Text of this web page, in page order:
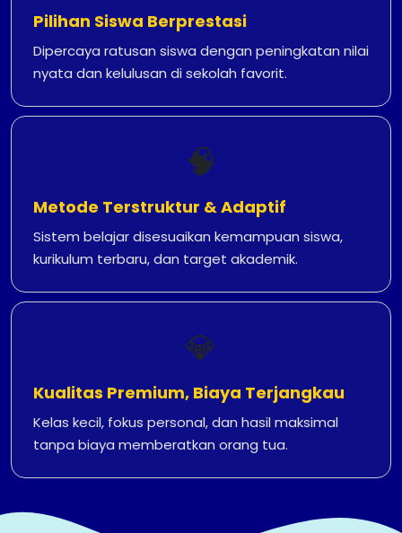
Pilihan Siswa Berprestasi
Dipercaya ratusan siswa dengan peningkatan nilai
nyata dan kelulusan di sekolah favorit.
🧠
Metode Terstruktur & Adaptif
Sistem belajar disesuaikan kemampuan siswa,
kurikulum terbaru, dan target akademik.
💎
Kualitas Premium, Biaya Terjangkau
Kelas kecil, fokus personal, dan hasil maksimal
tanpa biaya memberatkan orang tua.